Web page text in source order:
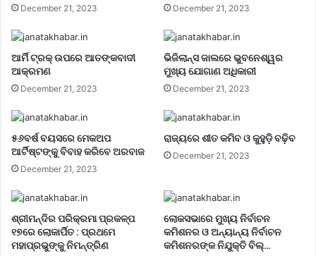
December 21, 2023 December 21, 2023
ଆର୍ମି ଟ୍ରକ୍ ଉପରେ ଆତଙ୍କବାଦୀ
ଆକ୍ରମଣ
December 21, 2023
ଭିଜିଲାନ୍ସ ଜାଲରେ ଭୁବନେଶ୍ୱର
ମୁଖ୍ୟ ଯୋଗାଣ ଅଧିକାରୀ
December 21, 2023
୫୬ବର୍ଷ ବୟସରେ ମେକଅପ
ଆର୍ଟିଷ୍ଟଙ୍କୁ ବିବାହ କରିବେ ଅରବାଜ
December 21, 2023
ରାଜ୍ୟରେ ଶୀତ କମିବ ଓ କୁହୁଡ଼ି ବଢ଼ିବ
December 21, 2023
ଶ୍ରୀମନ୍ଦିର ପରିକ୍ରମା ପ୍ରକଳ୍ପ
୧୭ରେ ଲୋକାର୍ପିତ : ପ୍ରଥମେ
ମହାପ୍ରଭୁଙ୍କୁ ନିମନ୍ତ୍ରିଣ
ଲୋକସଭାରେ ମୁଖ୍ୟ ନିର୍ବାଚନ
କମିଶନର ଓ ଅନ୍ୟାନ୍ୟ ନିର୍ବାଚନ
କମିଶନରଙ୍କ ନିଯୁକ୍ତି ବିଲ୍…